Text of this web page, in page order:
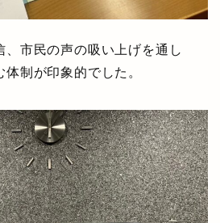
、市民の声の吸い上げを通し
制が印象的でした。